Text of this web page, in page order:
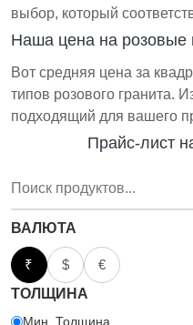
выбор, который
Наша цена на розовые
Вот средняя цена за
типов розового гранита.
подходящий для вашего
Прайс-лист
ВАЛЮТА
₹ $
€
ТОЛЩИНА
Мин. Толщина